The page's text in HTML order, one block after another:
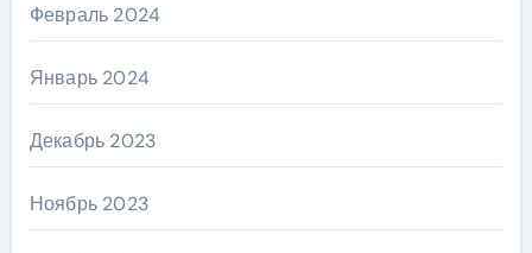
Февраль 2024
Январь 2024
Декабрь 2023
Ноябрь 2023